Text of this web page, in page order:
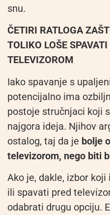
snu.
ČETIRI RATLOGA
TOLIKO LOŠE
TELEVIZOROM
Iako spavanje s
potencijalno ima
postoje stručnjaci koji
najgora ideja. Njihov
ostalog, taj da je bolje
televizorom, nego biti
Ako je, dakle, izbor
ili spavati pred
odabrati drugu opciju.